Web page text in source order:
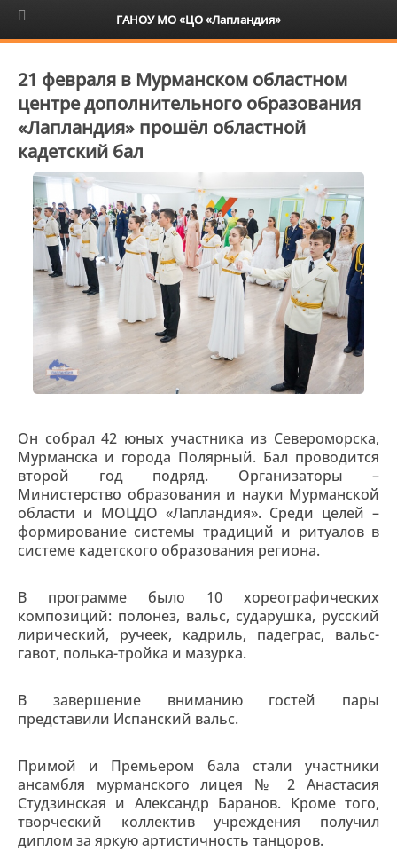
6+
21 февраля в Мурманском областном
центре дополнительного образования
«Лапландия» прошёл областной
кадетский бал
Он собрал 42 юных участника из Североморска,
Мурманска и города Полярный. Бал проводится
второй год подряд. Организаторы –
Министерство образования и науки Мурманской
области и МОЦДО «Лапландия». Среди целей –
формирование системы традиций и ритуалов в
системе кадетского образования региона.
В программе было 10 хореографических
композиций: полонез, вальс, сударушка, русский
лирический, ручеек, кадриль, падеграс, вальс-
гавот, полька-тройка и мазурка.
В завершение вниманию гостей пары
представили Испанский вальс.
Примой и Премьером бала стали участники
ансамбля мурманского лицея № 2 Анастасия
Студзинская и Александр Баранов. Кроме того,
творческий коллектив учреждения получил
диплом за яркую артистичность танцоров.
ГАНОУ МО «ЦО «Лапландия»